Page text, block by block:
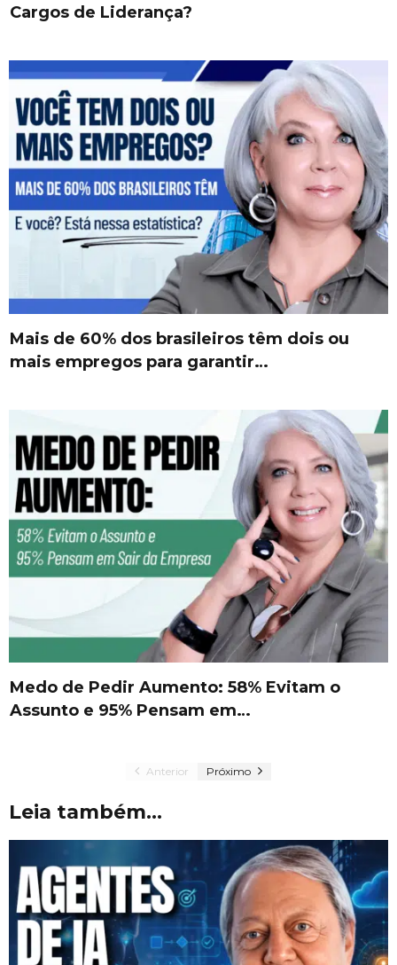
Cargos de Liderança?
Mais de 60% dos brasileiros têm dois ou
mais empregos para garantir…
Medo de Pedir Aumento: 58% Evitam o
Assunto e 95% Pensam em…
Anterior Próximo
Leia também...